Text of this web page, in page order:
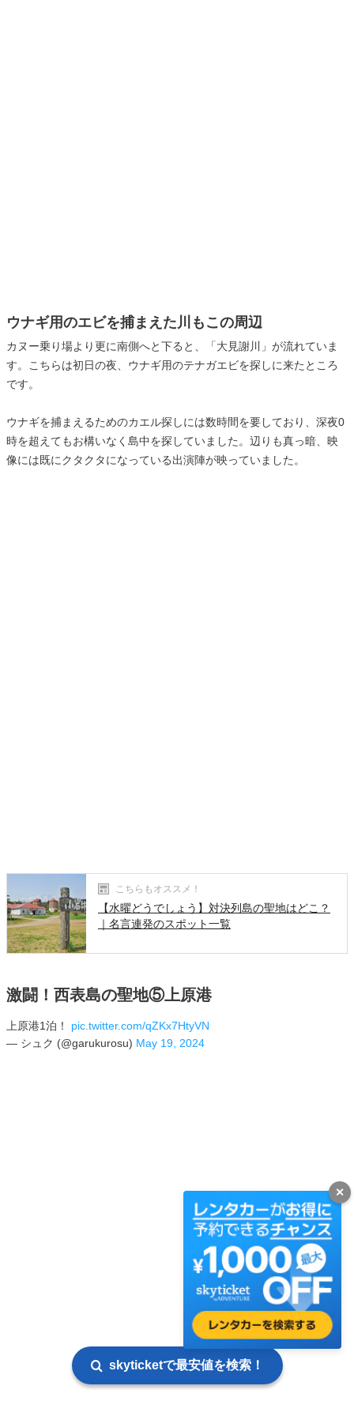
ウナギ用のエビを捕まえた川もこの周辺
カヌー乗り場より更に南側へと下ると、「大見謝川」が流れていま
す。こちらは初日の夜、ウナギ用のテナガエビを探しに来たところ
です。
ウナギを捕まえるためのカエル探しには数時間を要しており、深夜0
時を超えてもお構いなく島中を探していました。辺りも真っ暗、映
像には既にクタクタになっている出演陣が映っていました。
こちらもオススメ！
【水曜どうでしょう】対決列島の聖地はどこ？
｜名言連発のスポット一覧
激闘！西表島の聖地⑤上原港
上原港1泊！ pic.twitter.com/qZKx7HtyVN
— シュク (@garukurosu) May 19, 2024
skyticketで最安値を検索！
✕